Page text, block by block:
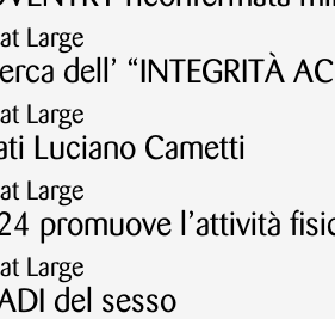
Large
dell’ “INTEGRITÀ
Large
Luciano Cametti
Large
promuove l’attività
Large
del sesso